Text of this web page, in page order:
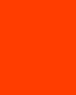
polítiques
de